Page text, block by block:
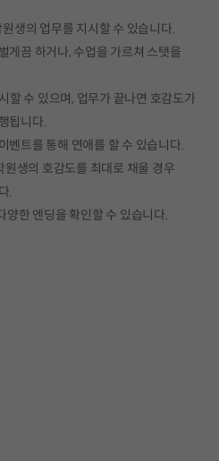
생의 업무를 지시할 수 있습니다.
게끔 하거나, 수업을 가르쳐 스탯을
할 수 있으며, 업무가 끝나면 호감도가
됩니다.
벤트를 통해 연애를 할 수 있습니다.
생의 호감도를 최대로 채울 경우
.
한 엔딩을 확인할 수 있습니다.